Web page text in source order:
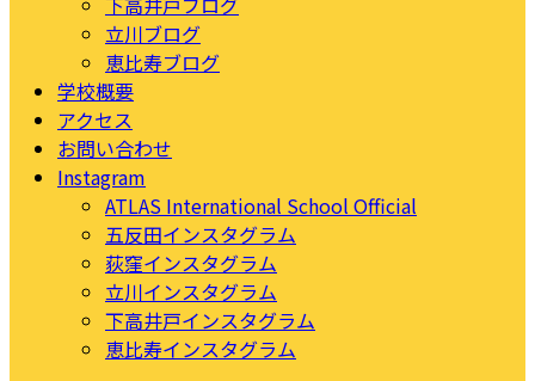
立川ブログ
恵比寿ブログ
学校概要
アクセス
お問い合わせ
Instagram
ATLAS International School Official
五反田インスタグラム
荻窪インスタグラム
立川インスタグラム
下高井戸インスタグラム
恵比寿インスタグラム